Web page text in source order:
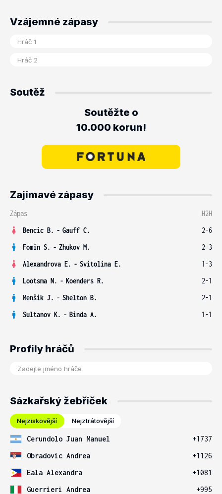
Vzájemné zápasy
Soutěž
Soutěžte o
10.000 korun!
Zajímavé zápasy
Zápas
H2H
Bencic B. - Gauff C.
2-6
Fomin S. - Zhukov M.
2-3
Alexandrova E. - Svitolina E.
1-3
Lootsma N. - Koenders R.
2-1
Menšík J. - Shelton B.
2-1
Sultanov K. - Binda A. 1-1
Profily hráčů
Sázkařský žebříček
Nejziskovější Nejztrátovější
Cerundolo Juan Manuel
+1737
Obradovic Andrea
+1126
Eala Alexandra
+1081
Guerrieri Andrea
+995